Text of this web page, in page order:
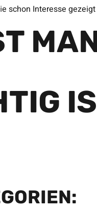
schon Interesse